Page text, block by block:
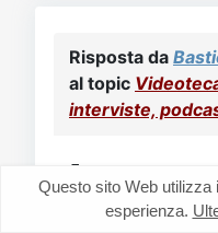
Risposta da
al topic
interviste,
Eterno presente
Questo sito Web utilizza
esperienza.